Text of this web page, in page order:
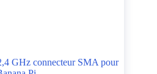
GHz connecteur SMA pour